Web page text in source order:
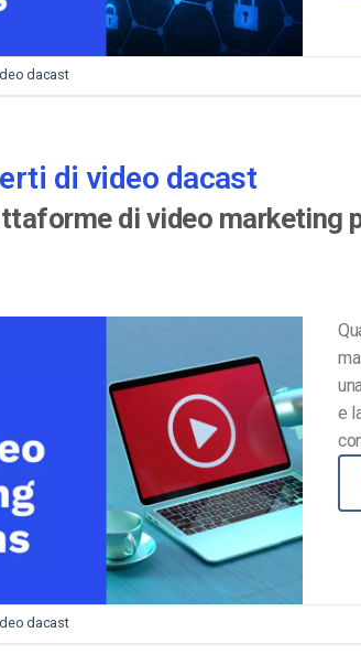
dacast
di video dacast
di video marketing
e
dacast